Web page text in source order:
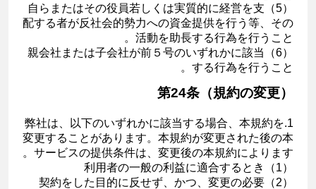
（5）自らまたはその役員若しくは実質的に経営を支
配する者が反社会的勢力への資金提供を行う等、その
活動を助長する行為を行うこと。
（6）親会社または子会社が前５号のいずれかに該当
する行為を行うこと。
第24条（規約の変更）
1.弊社は、以下のいずれかに該当する場合、本規約を
変更することがあります。本規約が変更された後の本
サービスの提供条件は、変更後の本規約によります。
（1）利用者の一般の利益に適合するとき
（2）契約をした目的に反せず、かつ、変更の必要